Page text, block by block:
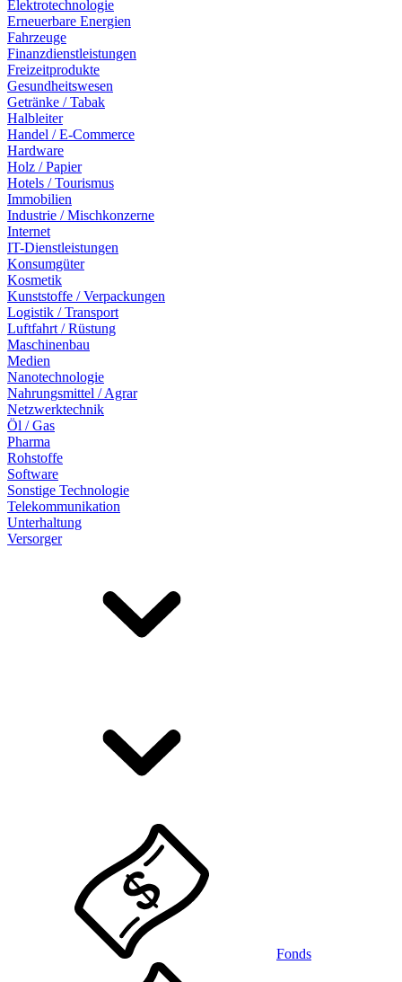
Elektrotechnologie
Erneuerbare Energien
Fahrzeuge
Finanzdienstleistungen
Freizeitprodukte
Gesundheitswesen
Getränke / Tabak
Halbleiter
Handel / E-Commerce
Hardware
Holz / Papier
Hotels / Tourismus
Immobilien
Industrie / Mischkonzerne
Internet
IT-Dienstleistungen
Konsumgüter
Kosmetik
Kunststoffe / Verpackungen
Logistik / Transport
Luftfahrt / Rüstung
Maschinenbau
Medien
Nanotechnologie
Nahrungsmittel / Agrar
Netzwerktechnik
Öl / Gas
Pharma
Rohstoffe
Software
Sonstige Technologie
Telekommunikation
Unterhaltung
Versorger
Fonds